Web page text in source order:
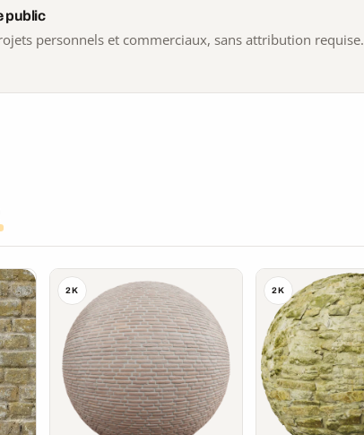
public
personnels et commerciaux, sans attribution requise.
2K 2K